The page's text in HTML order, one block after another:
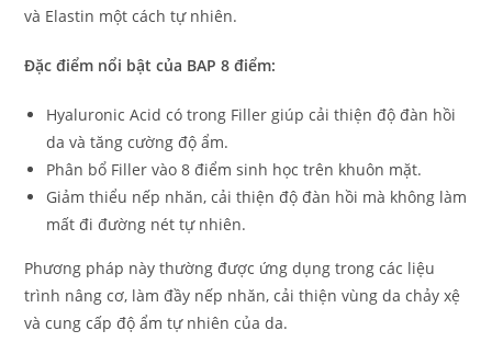
và Elastin một cách tự nhiên.
Đặc điểm nổi bật của BAP 8 điểm:
Hyaluronic Acid có trong Filler giúp cải thiện độ đàn hồi
da và tăng cường độ ẩm.
Phân bổ Filler vào 8 điểm sinh học trên khuôn mặt.
Giảm thiểu nếp nhăn, cải thiện độ đàn hồi mà không làm
mất đi đường nét tự nhiên.
Phương pháp này thường được ứng dụng trong các liệu
trình nâng cơ, làm đầy nếp nhăn, cải thiện vùng da chảy xệ
và cung cấp độ ẩm tự nhiên của da.